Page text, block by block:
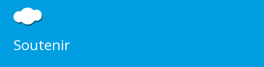
Soutenir